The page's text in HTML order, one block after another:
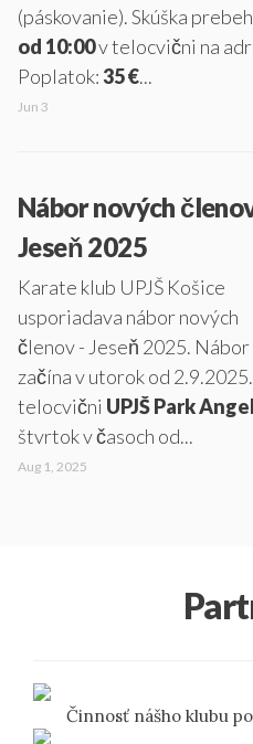
(páskovanie). Skúška
od 10:00v telocvični na
Poplatok: 35 €...
Jun 3
Nábor nových
Jeseň 2025
Karate klub UPJŠ Košice
usporiadava nábor nových
členov - Jeseň 2025. Nábor
začína v utorok od
telocvični UPJŠ Park
štvrtok v časoch od...
Aug 1, 2025
Činnosť nášho klubu